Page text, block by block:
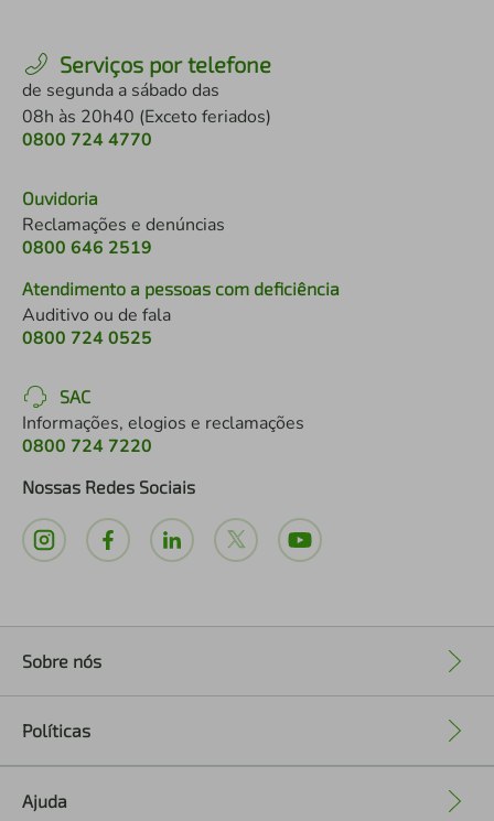
Serviços por telefone
de segunda a sábado das
08h às 20h40 (Exceto feriados)
0800 724 4770
Ouvidoria
Reclamações e denúncias
0800 646 2519
Atendimento a pessoas com deficiência
Auditivo ou de fala
0800 724 0525
SAC
Informações, elogios e reclamações
0800 724 7220
Nossas Redes Sociais
Sobre nós
Políticas
Ajuda